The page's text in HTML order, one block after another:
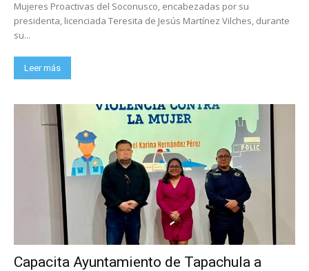
Mujeres Proactivas del Soconusco, encabezadas por su
presidenta, licenciada Teresita de Jesús Martínez Vilches, durante
su...
Leer más
Capacita Ayuntamiento de Tapachula a